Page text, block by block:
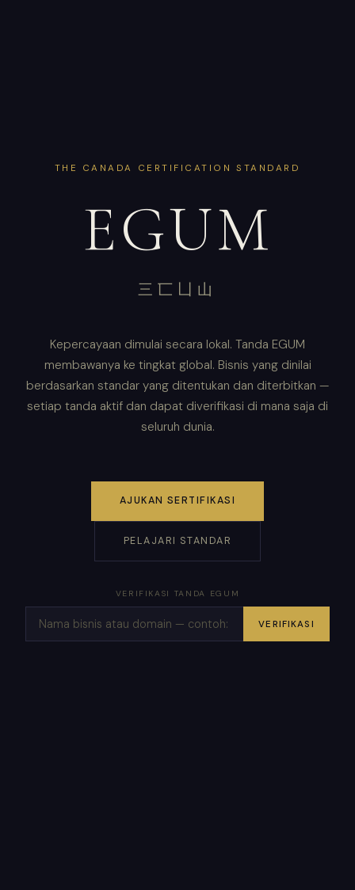
THE CANADA CERTIFICATION STANDARD
EGUM
三匸凵山
Kepercayaan dimulai secara lokal. Tanda EGUM
membawanya ke tingkat global. Bisnis yang dinilai
berdasarkan standar yang ditentukan dan diterbitkan —
setiap tanda aktif dan dapat diverifikasi di mana saja di
seluruh dunia.
AJUKAN SERTIFIKASI
PELAJARI STANDAR
VERIFIKASI TANDA EGUM
VERIFIKASI